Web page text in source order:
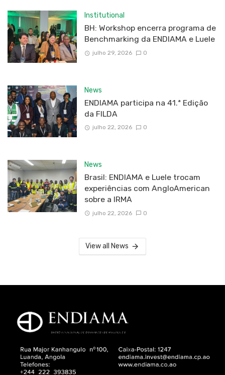
Institutional
BH: Workshop encerra programa de
Benchmarking da ENDIAMA e Luele
julho 29, 2026 0
News
ENDIAMA participa na 41.ª Edição
da FILDA
julho 22, 2026 0
News
Brasil: ENDIAMA e Luele trocam
experiências com AngloAmerican
sobre a IRMA
julho 22, 2026 0
View all News